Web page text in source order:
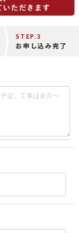
STEP.3
お申し込み完了